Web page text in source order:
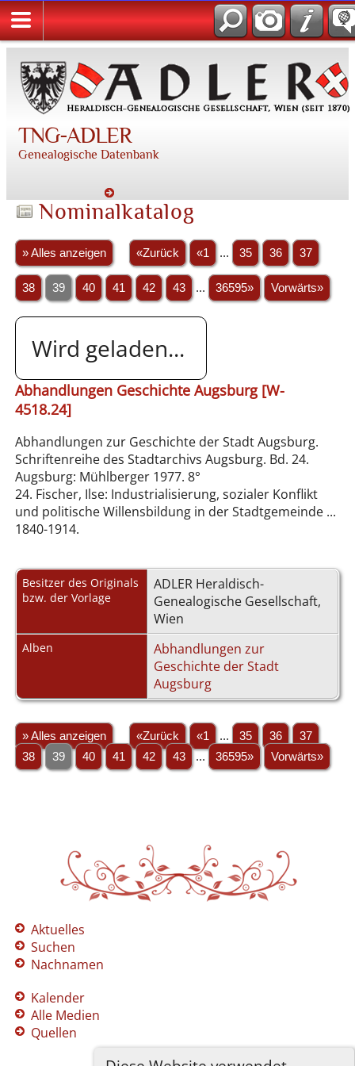
TNG-ADLER
Genealogische Datenbank
Nominalkatalog
» Alles anzeigen «Zurück «1 ... 35 36 37
38 39 40 41 42 43 ... 36595» Vorwärts»
Wird geladen...
Abhandlungen Geschichte Augsburg [W-
4518.24]
Abhandlungen zur Geschichte der Stadt Augsburg.
Schriftenreihe des Stadtarchivs Augsburg. Bd. 24.
Augsburg: Mühlberger 1977. 8°
24. Fischer, Ilse: Industrialisierung, sozialer Konflikt
und politische Willensbildung in der Stadtgemeinde ...
1840-1914.
Besitzer des Originals
bzw. der Vorlage
ADLER Heraldisch-
Genealogische Gesellschaft,
Wien
Alben
Abhandlungen zur
Geschichte der Stadt
Augsburg
» Alles anzeigen «Zurück «1 ... 35 36
37
38
39 40 41 42 43 ... 36595» Vorwärts»
Aktuelles
Suchen
Nachnamen
Kalender
Alle Medien
Quellen